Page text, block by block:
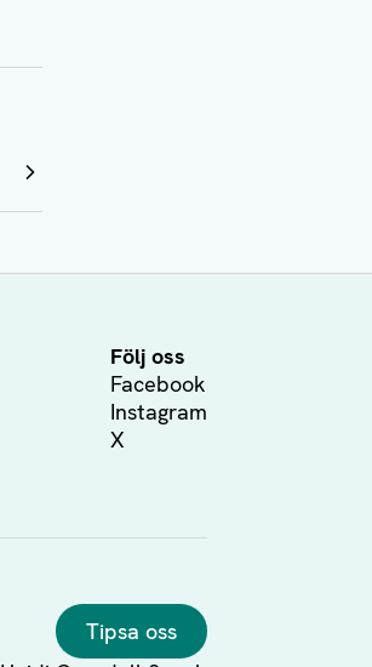
Följ oss
Facebook
Instagram
X
Tipsa oss